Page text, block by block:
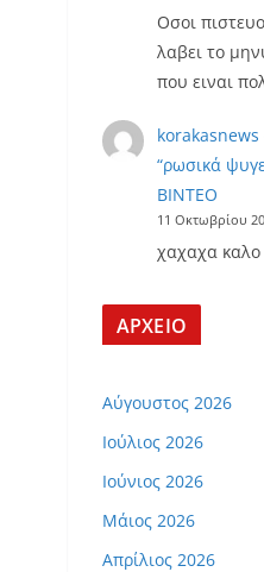
Οσοι
λαβει το
που ειναι
korakasnews
“ρωσικά
ΒΙΝΤΕΟ
11 Οκτωβρίου
χαχαχα καλο
ΑΡΧΕΙΟ
Αύγουστος 2026
Ιούλιος 2026
Ιούνιος 2026
Μάιος 2026
Απρίλιος 2026